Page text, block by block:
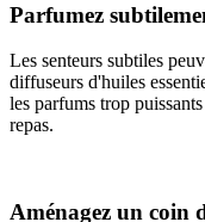
Parfumez
Les senteurs subtiles
diffuseurs d'huiles
les parfums trop
repas.
Aménagez un coin